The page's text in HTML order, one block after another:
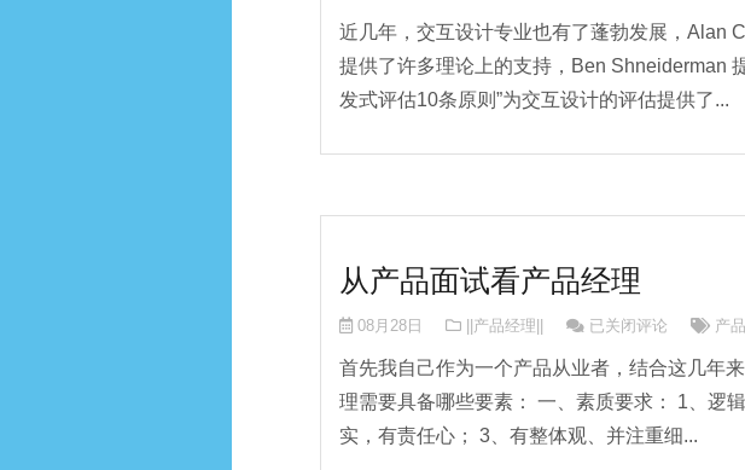
近几年，交互设计专业也有了蓬勃发展，Alan
提供了许多理论上的支持，Ben Shneiderman
发式评估10条原则”为交互设计的评估提供了...
从产品面试看产品经理
08月28日 ||产品经理|| 从产品面试看产品经理
已关闭评论 产品
首先我自己作为一个产品从业者，结合这几年
理需要具备哪些要素： 一、素质要求： 1、逻
实，有责任心； 3、有整体观、并注重细...